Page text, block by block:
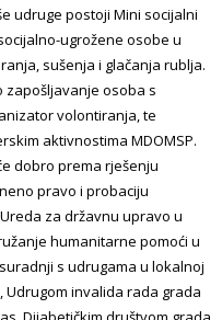
udruge postoji Mini socijalni
ugrožene osobe u
sušenja i glačanja rublja.
zapošljavanje osoba s
volontiranja, te
aktivnostima MDOMSP.
dobro prema rješenju
pravo i probaciju
za državnu upravo u
humanitarne pomoći u
s udrugama u lokalnoj
Udrugom invalida rada grada